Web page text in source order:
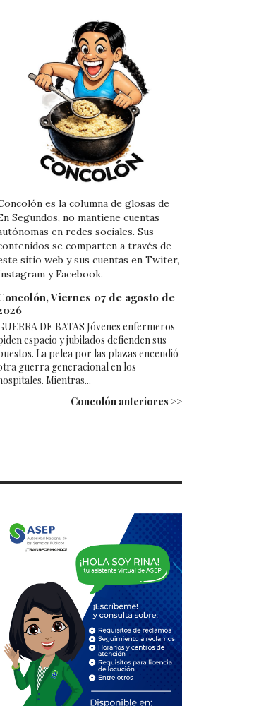
es la columna de glosas de
Segundos, no mantiene cuentas
en redes sociales. Sus
se comparten a través de
sitio web y sus cuentas en Twiter,
y Facebook.
Viernes 07 de agosto de
DE BATAS Jóvenes enfermeros
espacio y jubilados defienden sus
La pelea por las plazas encendió
guerra generacional en los
Mientras...
Concolón anteriores >>